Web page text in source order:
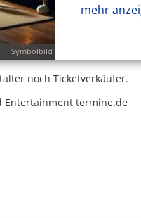
Symbolbild
mehr
noch Ticketverkäufer.
Entertainment termine.de